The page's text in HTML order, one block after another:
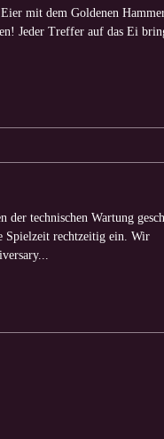
mit dem Goldenen
Jeder Treffer auf das Ei
technischen Wartung
Spielzeit rechtzeitig ein. Wir